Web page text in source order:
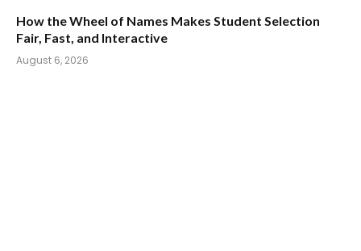
How the Wheel of Names Makes Student Selection
Fair, Fast, and Interactive
August 6, 2026